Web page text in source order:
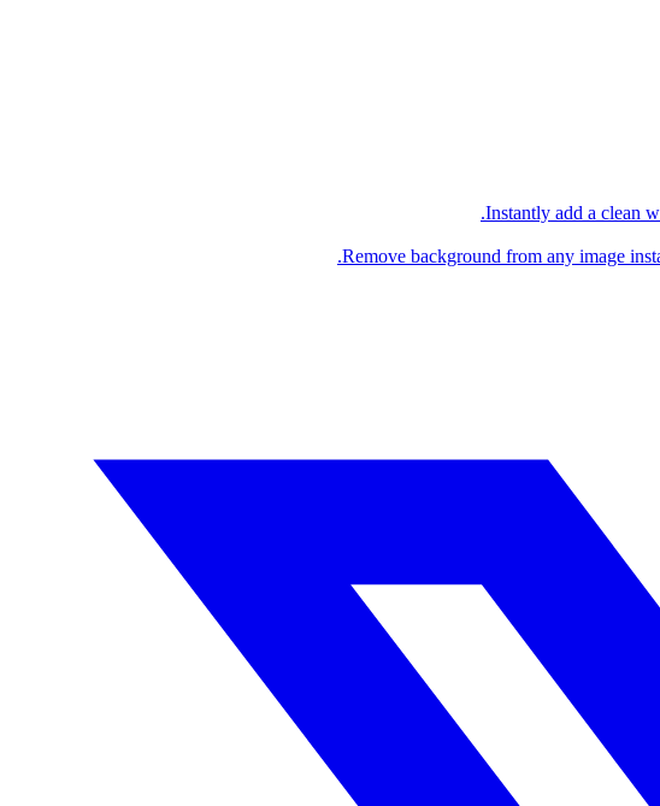
Instantly add a clean
Remove background from any image